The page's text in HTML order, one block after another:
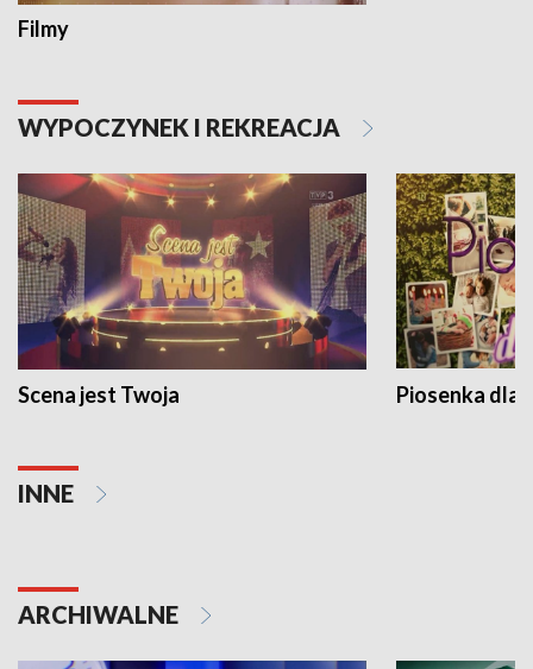
Filmy
WYPOCZYNEK I REKREACJA
Scena jest Twoja Piosenka dla
INNE
ARCHIWALNE